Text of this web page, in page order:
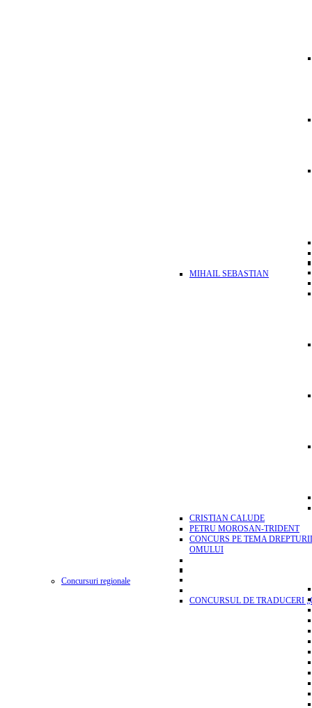
MIHAIL SEBASTIAN
CRISTIAN CALUDE
PETRU MOROSAN-TRIDENT
CONCURS PE TEMA
OMULUI
Concursuri regionale
CONCURSUL DE TRADUCERI